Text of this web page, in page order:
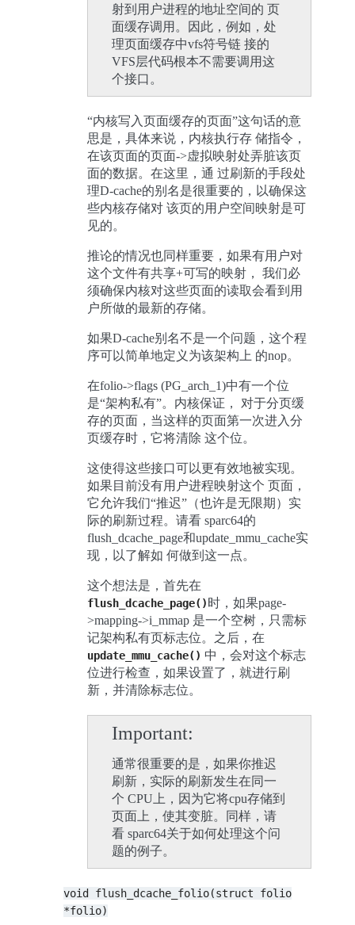
射到用户进程的地址空间的 页
面缓存调用。因此，例如，处
理页面缓存中vfs符号链 接的
VFS层代码根本不需要调用这
个接口。
“内核写入页面缓存的页面”这句话的意
思是，具体来说，内核执行存 储指令，
在该页面的页面->虚拟映射处弄脏该页
面的数据。在这里，通 过刷新的手段处
理D-cache的别名是很重要的，以确保这
些内核存储对 该页的用户空间映射是可
见的。
推论的情况也同样重要，如果有用户对
这个文件有共享+可写的映射， 我们必
须确保内核对这些页面的读取会看到用
户所做的最新的存储。
如果D-cache别名不是一个问题，这个程
序可以简单地定义为该架构上 的nop。
在folio->flags (PG_arch_1)中有一个位
是“架构私有”。内核保证， 对于分页缓
存的页面，当这样的页面第一次进入分
页缓存时，它将清除 这个位。
这使得这些接口可以更有效地被实现。
如果目前没有用户进程映射这个 页面，
它允许我们“推迟”（也许是无限期）实
际的刷新过程。请看 sparc64的
flush_dcache_page和update_mmu_cache实
现，以了解如 何做到这一点。
这个想法是，首先在
flush_dcache_page()时，如果page-
>mapping->i_mmap 是一个空树，只需标
记架构私有页标志位。之后，在
update_mmu_cache() 中，会对这个标志
位进行检查，如果设置了，就进行刷
新，并清除标志位。
Important
通常很重要的是，如果你推迟
刷新，实际的刷新发生在同一
个 CPU上，因为它将cpu存储到
页面上，使其变脏。同样，请
看 sparc64关于如何处理这个问
题的例子。
void flush_dcache_folio(struct
folio
*folio)